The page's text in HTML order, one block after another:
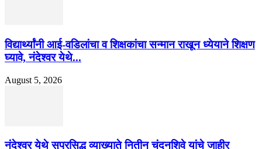
विद्यार्थ्यांनी आई-वडिलांचा व शिक्षकांचा सन्मान राखून ध्येयाने शिक्षण
घ्यावे, नंदेश्वर येथे...
August 5, 2026
नंदेश्वर येथे सुप्रसिद्ध व्याख्याते नितीन चंदनशिवे यांचे जाहीर